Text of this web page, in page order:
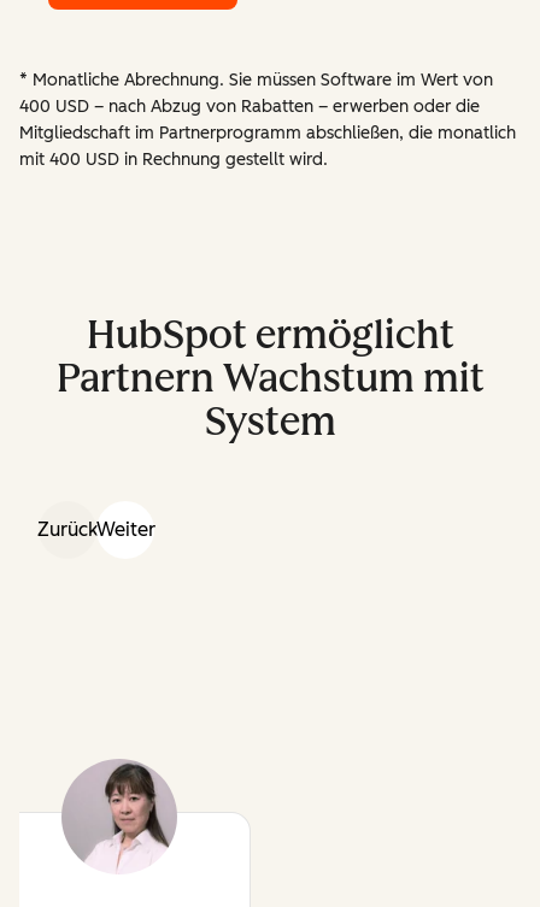
* Monatliche Abrechnung. Sie müssen Software im Wert von
400 USD – nach Abzug von Rabatten – erwerben oder die
Mitgliedschaft im Partnerprogramm abschließen, die monatlich
mit 400 USD in Rechnung gestellt wird.
HubSpot ermöglicht
Partnern Wachstum mit
System
ZurückWeiter